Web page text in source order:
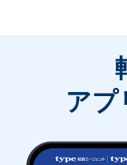
アプ